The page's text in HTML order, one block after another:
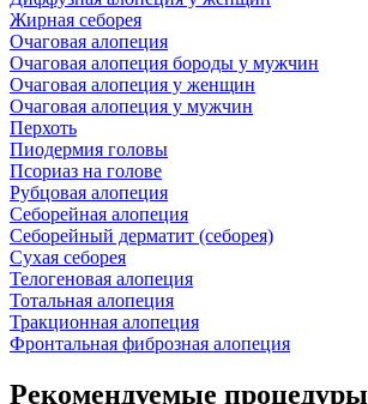
Жирная себорея
Очаговая алопеция
Очаговая алопеция бороды у мужчин
Очаговая алопеция у женщин
Очаговая алопеция у мужчин
Перхоть
Пиодермия головы
Псориаз на голове
Рубцовая алопеция
Себорейная алопеция
Себорейный дерматит (себорея)
Сухая себорея
Телогеновая алопеция
Тотальная алопеция
Тракционная алопеция
Фронтальная фиброзная алопеция
Рекомендуемые процедуры